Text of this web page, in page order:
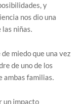
y
nos dio una
las niñas.
miedo que una vez
de uno de los
ambas familias.
un impacto